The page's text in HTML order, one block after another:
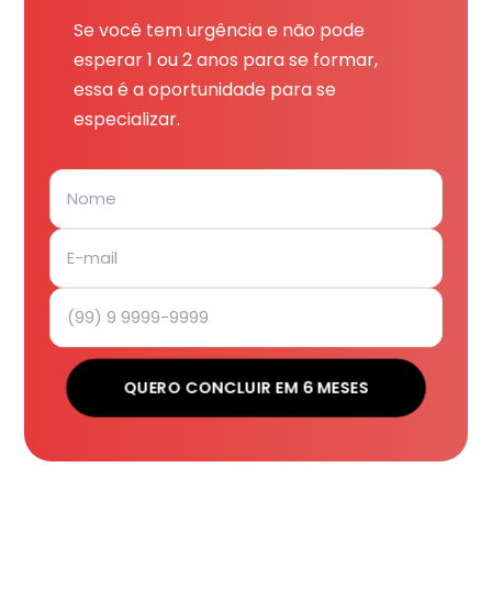
Se você tem urgência e não pode
esperar 1 ou 2 anos para se formar,
essa é a oportunidade para se
especializar.
QUERO CONCLUIR EM 6 MESES